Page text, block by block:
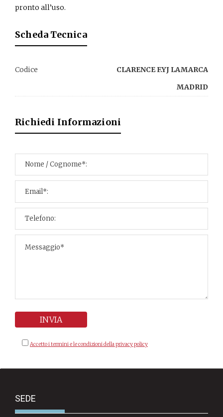
pronto all’uso.
Scheda Tecnica
Codice
CLARENCE F.YJ LAMARCA
MADRID
Richiedi Informazioni
Accetto i termini e le condizioni della privacy policy
SEDE